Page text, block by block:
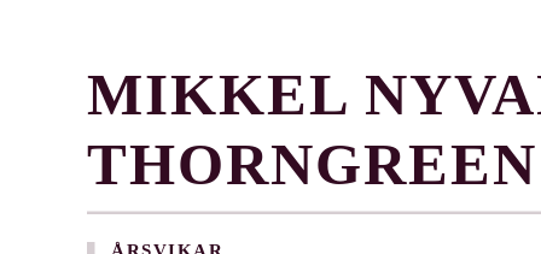
MIKKEL
THORNGREEN